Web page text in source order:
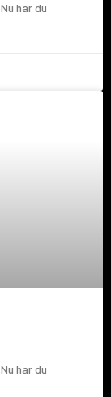
har du
har du